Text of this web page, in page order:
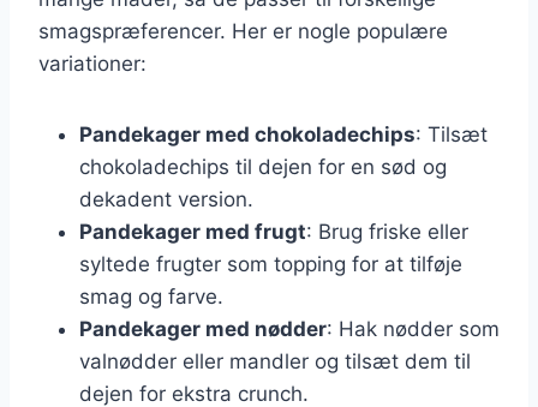
smagspræferencer. Her er nogle populære
variationer:
Pandekager med chokoladechips: Tilsæt
chokoladechips til dejen for en sød og
dekadent version.
Pandekager med frugt: Brug friske eller
syltede frugter som topping for at tilføje
smag og farve.
Pandekager med nødder: Hak nødder som
valnødder eller mandler og tilsæt dem til
dejen for ekstra crunch.